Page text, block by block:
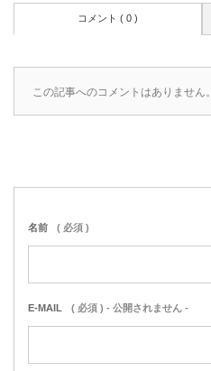
コメント ( 0 )
この記事へのコメントはありません。
名前 ( 必須 )
E-MAIL ( 必須 ) - 公開されません -